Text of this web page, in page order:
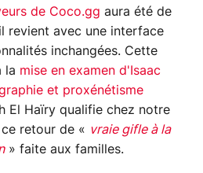
de Coco.gg aura été de
revient avec une interface
inchangées. Cette
la mise en examen d'Isaac
et proxénétisme
El Haïry qualifie chez notre
retour de « vraie gifle à la
» faite aux familles.